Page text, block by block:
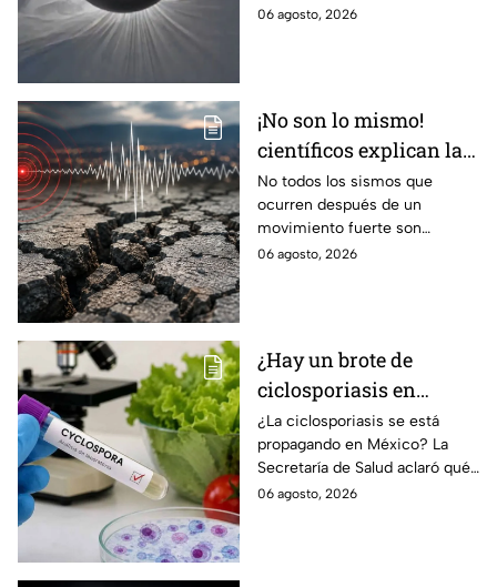
cobertura para no perderte de
06 agosto, 2026
¡No son lo mismo!
científicos explican las
diferencias entre
enjambre sísmico y
réplicas
No todos los sismos que
ocurren después de un
movimiento fuerte son
réplicas. Científicos explican
06 agosto, 2026
¿Hay un brote de
ciclosporiasis en
México? Salud rompe
el silencio tras 33 casos
detectados
¿La ciclosporiasis se está
propagando en México? La
Secretaría de Salud aclaró qué
ocurre tras la detección de 33
06 agosto, 2026